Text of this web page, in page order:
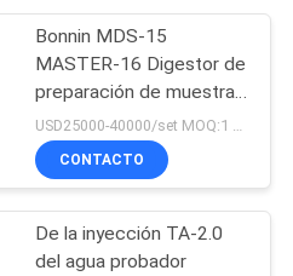
Bonnin MDS-15
MASTER-16 Digestor de
preparación de muestras
y sistema de extracción
y digestión de
microondas
CONTACTO
De la inyección TA-2.0
del agua probador